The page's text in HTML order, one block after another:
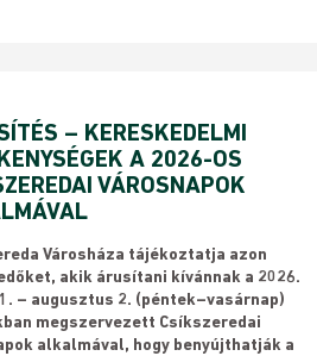
– KERESKEDELMI
A 2026-OS
VÁROSNAPOK
Városháza tájékoztatja azon
akik árusítani kívánnak a 2026.
– augusztus 2. (péntek–vasárnap)
megszervezett Csíkszeredai
alkalmával, hogy benyújthatják a